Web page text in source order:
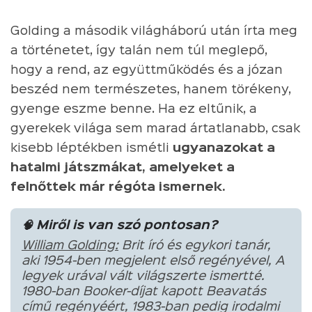
Golding a második világháború után írta meg
a történetet, így talán nem túl meglepő,
hogy a rend, az együttműködés és a józan
beszéd nem természetes, hanem törékeny,
gyenge eszme benne. Ha ez eltűnik, a
gyerekek világa sem marad ártatlanabb, csak
kisebb léptékben ismétli ugyanazokat a
hatalmi játszmákat, amelyeket a
felnőttek már régóta ismernek.
🧠 Miről is van szó pontosan?
William Golding:Brit író és egykori tanár,
aki 1954-ben megjelent első regényével, A
legyek urával vált világszerte ismertté.
1980-ban Booker-díjat kapott Beavatás
című regényéért, 1983-ban pedig irodalmi